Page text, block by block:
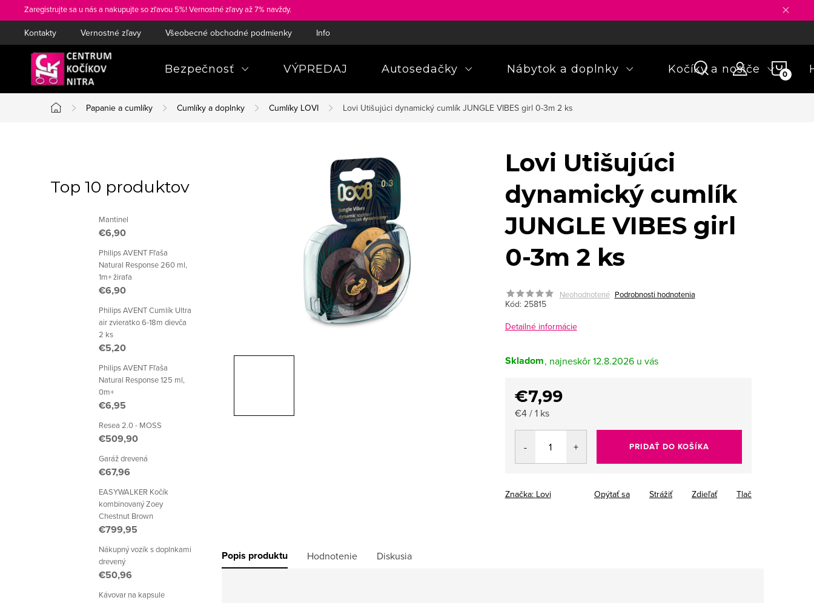
na
Zaregistrujte sa u nás a nakupujte so zľavou 5%! Vernostné zľavy až 7% navždy.
Kontakty Vernostné zľavy Všeobecné obchodné podmienky Informácie a poučenia pre spotrebiteľa
Bezpečnosť VÝPREDAJ Autosedačky Nábytok a doplnky Kočíky a nosiče
Domov
Papanie a cumlíky Cumlíky a doplnky Cumlíky LOVI Lovi Utišujúci dynamický cumlík JUNGLE VIBES girl 0-3m 2 ks
o
Top 10 produktov
Mantinel
€6,90
Philips AVENT Fľaša
Natural Response 260 ml,
1m+ žirafa
€6,90
Philips AVENT Cumlík Ultra
air zvieratko 6-18m dievča
2 ks
€5,20
Philips AVENT Fľaša
Natural Response 125 ml,
0m+
€6,95
Resea 2.0 - MOSS
€509,90
Garáž drevená
€67,96
EASYWALKER Kočík
kombinovaný Zoey
Chestnut Brown
€799,95
Nákupný vozík s doplnkami
drevený
€50,96
Kávovar na kapsule
Lovi Utišujúci
dynamický cumlík
JUNGLE VIBES girl
0-3m 2 ks
Neohodnotené Podrobnosti hodnotenia
Kód: 25815
Detailné informácie
Skladom 12.8.2026
€7,99
Jednotková
cena:
€4 / 1 ks
PRIDAŤ DO KOŠÍKA
Značka: Lovi Tlač
Opýtať sa Strážiť Zdieľať
Popis produktu Hodnotenie Diskusia